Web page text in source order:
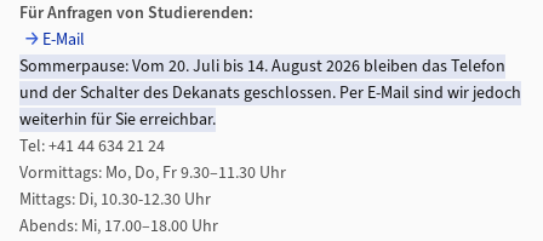
Für Anfragen von Studierenden:
E-Mail
Sommerpause: Vom 20. Juli bis 14. August 2026 bleiben das Telefon
und der Schalter des Dekanats geschlossen. Per E-Mail sind wir jedoch
weiterhin für Sie erreichbar.
Tel: +41 44 634 21 24
Vormittags: Mo, Do, Fr 9.30–11.30 Uhr
Mittags: Di, 10.30-12.30 Uhr
Abends: Mi, 17.00–18.00 Uhr